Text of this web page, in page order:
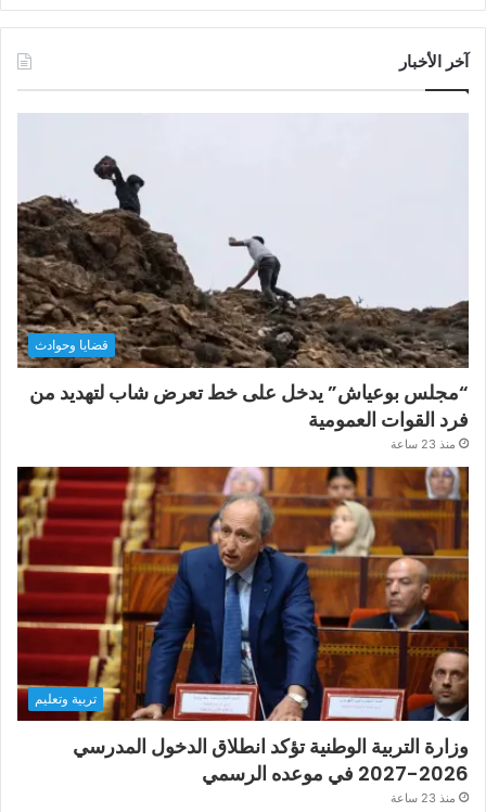
آخر الأخبار
قضايا وحوادث
“مجلس بوعياش” يدخل على خط تعرض شاب لتهديد من
فرد القوات العمومية
منذ 23 ساعة
تربية وتعليم
وزارة التربية الوطنية تؤكد انطلاق الدخول المدرسي
2026-2027 في موعده الرسمي
منذ 23 ساعة